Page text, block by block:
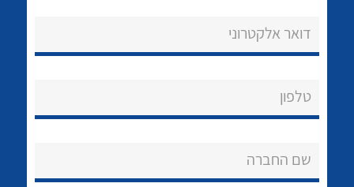
שאלות ותשובות
דואר אלקטרוני
טלפון
שם החברה